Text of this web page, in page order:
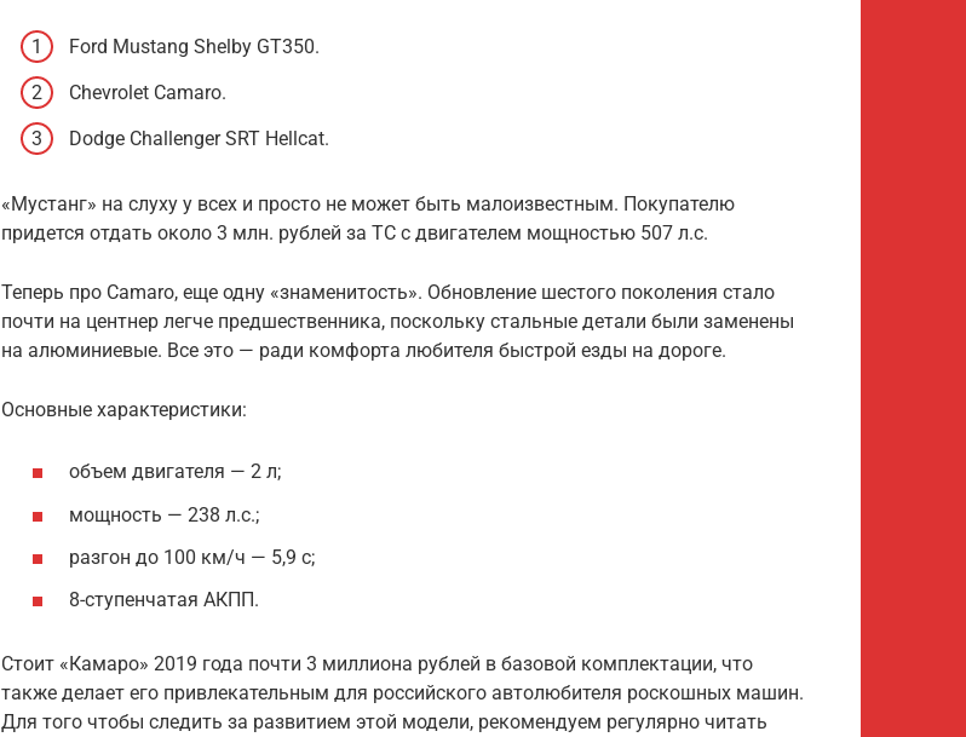
Ford Mustang Shelby GT350.
Chevrolet Camaro.
Dodge Challenger SRT Hellcat.
«Мустанг» на слуху у всех и просто не может быть малоизвестным. Покупателю
придется отдать около 3 млн. рублей за ТС с двигателем мощностью 507 л.с.
Теперь про Camaro, еще одну «знаменитость». Обновление шестого поколения стало
почти на центнер легче предшественника, поскольку стальные детали были заменены
на алюминиевые. Все это — ради комфорта любителя быстрой езды на дороге.
Основные характеристики:
объем двигателя — 2 л;
мощность — 238 л.с.;
разгон до 100 км/ч — 5,9 с;
8-ступенчатая АКПП.
Стоит «Камаро» 2019 года почти 3 миллиона рублей в базовой комплектации, что
также делает его привлекательным для российского автолюбителя роскошных машин.
Для того чтобы следить за развитием этой модели, рекомендуем регулярно читать